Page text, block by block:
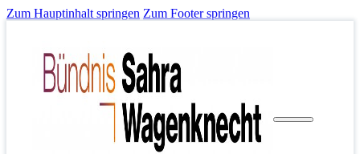
Zum Hauptinhalt springen Zum Footer springen